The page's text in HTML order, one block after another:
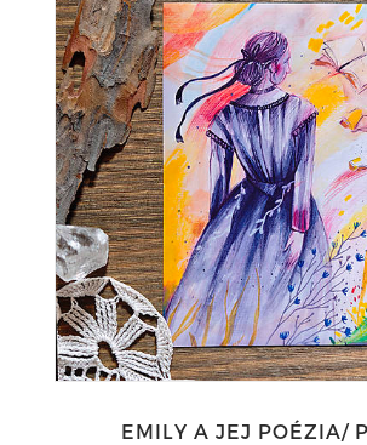
EMILY A JEJ POÉZIA/